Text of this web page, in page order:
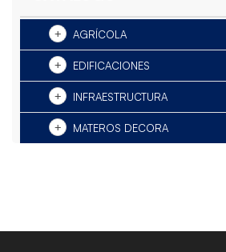
AGRÍCOLA
EDIFICACIONES
INFRAESTRUCTURA
MATEROS DECORA